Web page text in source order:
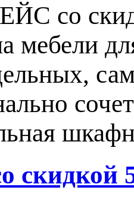
со
мебели
скидкой